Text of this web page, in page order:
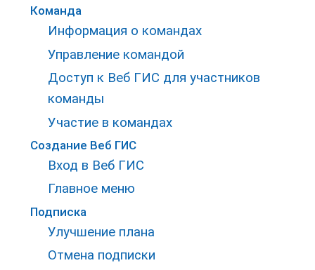
Команда
Информация о командах
Управление командой
Доступ к Веб ГИС для участников
команды
Участие в командах
Создание Веб ГИС
Вход в Веб ГИС
Главное меню
Подписка
Улучшение плана
Отмена подписки